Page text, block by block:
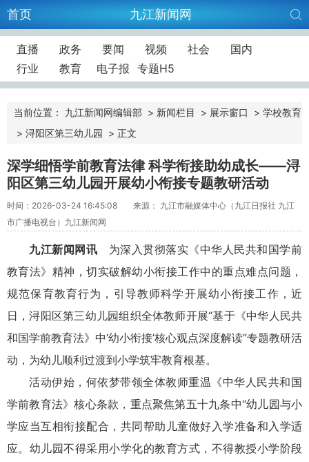
首页 九江新闻网
直播 政务 要闻 视频 社会
国内
行业
教育 电子报 专题H5
当前位置： 九江新闻网编辑部 > 新闻栏目 > 展示窗口 > 学校教育
> 浔阳区第三幼儿园 > 正文
深学细悟学前教育法律 科学衔接助幼成长——浔
阳区第三幼儿园开展幼小衔接专题教研活动
时间：2026-03-24 16:45:08
来源： 九江市融媒体中心（九江日报社 九江
市广播电视台）九江新闻网
九江新闻网讯 为深入贯彻落实《中华人民共和国学前
教育法》精神，切实破解幼小衔接工作中的重点难点问题，
规范保育教育行为，引导教师科学开展幼小衔接工作，近
日，浔阳区第三幼儿园组织全体教师开展“基于《中华人民共
和国学前教育法》中‘幼小衔接’核心观点深度解读”专题教研活
动，为幼儿顺利过渡到小学筑牢教育根基。
活动伊始，何依梦带领全体教师重温《中华人民共和国
学前教育法》核心条款，重点聚焦第五十九条中“幼儿园与小
学应当互相衔接配合，共同帮助儿童做好入学准备和入学适
应。幼儿园不得采用小学化的教育方式，不得教授小学阶段